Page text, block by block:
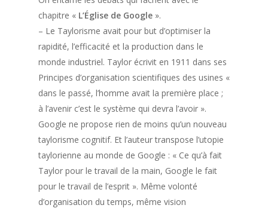
chapitre « L’Église de Google ».
– Le Taylorisme avait pour but d’optimiser la
rapidité, l’efficacité et la production dans le
monde industriel. Taylor écrivit en 1911 dans ses
Principes d’organisation scientifiques des usines «
dans le passé, l’homme avait la première place ;
à l’avenir c’est le système qui devra l’avoir ».
Google ne propose rien de moins qu’un nouveau
taylorisme cognitif. Et l’auteur transpose l’utopie
taylorienne au monde de Google : « Ce qu’à fait
Taylor pour le travail de la main, Google le fait
pour le travail de l’esprit ». Même volonté
d’organisation du temps, même vision